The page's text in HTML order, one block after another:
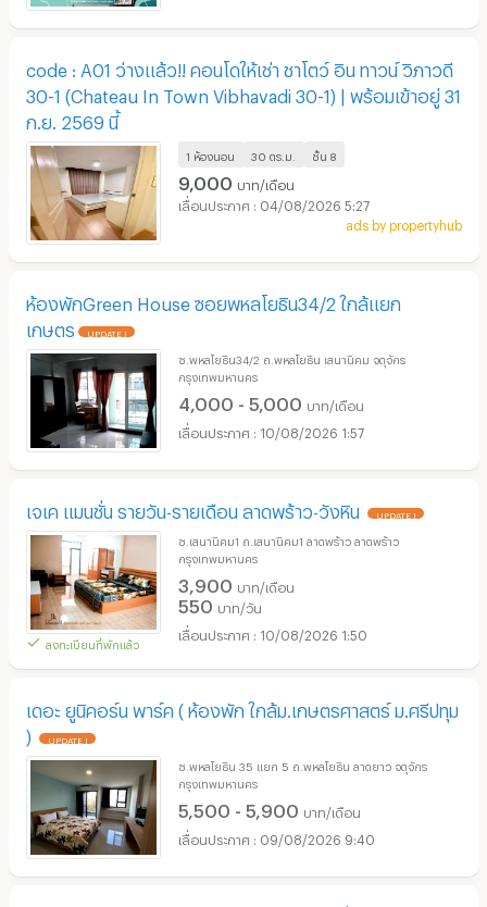
code : A01 ว่างแล้ว!! คอนโดให้เช่า ชาโตว์ อิน ทาวน์ วิภาวดี
30-1 (Chateau In Town Vibhavadi 30-1) | พร้อมเข้าอยู่ 31
ก.ย. 2569 นี้
1 ห้องนอน 30 ตร.ม. ชั้น 8
9,000 บาท/เดือน
04/08/2026 5:27
ads by propertyhub
ห้องพักGreen House ซอยพหลโยธิน34/2 ใกล้แยก
เกษตร
UPDATE !
ซ.พหลโยธิน34/2 ถ.พหลโยธิน เสนานิคม จตุจักร
กรุงเทพมหานคร
4,000 - 5,000 บาท/เดือน
10/08/2026 1:57
เจเค แมนชั่น รายวัน-รายเดือน ลาดพร้าว-วังหิน UPDATE !
ลงทะเบียนที่พักแล้ว
ซ.เสนานิคม1 ถ.เสนานิคม1 ลาดพร้าว ลาดพร้าว
กรุงเทพมหานคร
3,900 บาท/เดือน
550 บาท/วัน
10/08/2026 1:50
เดอะ ยูนิคอร์น พาร์ค ( ห้องพัก ใกล้ม.เกษตรศาสตร์ ม.ศรีปทุม
)
UPDATE !
ซ.พหลโยธิน 35 แยก 5 ถ.พหลโยธิน ลาดยาว จตุจักร
กรุงเทพมหานคร
5,500 - 5,900 บาท/เดือน
09/08/2026 9:40